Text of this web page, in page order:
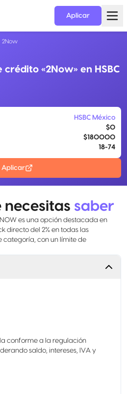
Aplicar
2Now
«2Now» en HSBC
HSBC México
$0
$180000
18-74
Aplicar
necesitas saber
es una opción destacada en
directo del 2% en todas las
categoría, con un límite de
conforme a la regulación
saldo, intereses, IVA y